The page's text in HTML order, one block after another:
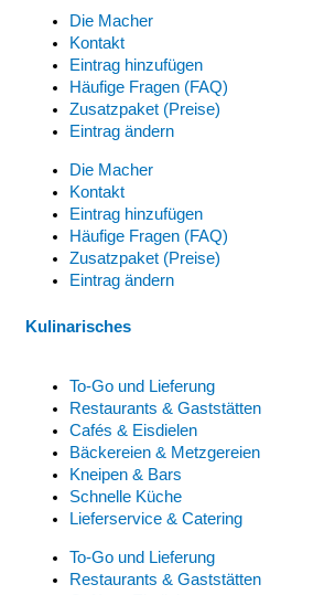
Die Macher
Kontakt
Eintrag hinzufügen
Häufige Fragen (FAQ)
Zusatzpaket (Preise)
Eintrag ändern
Die Macher
Kontakt
Eintrag hinzufügen
Häufige Fragen (FAQ)
Zusatzpaket (Preise)
Eintrag ändern
Kulinarisches
To-Go und Lieferung
Restaurants & Gaststätten
Cafés & Eisdielen
Bäckereien & Metzgereien
Kneipen & Bars
Schnelle Küche
Lieferservice & Catering
To-Go und Lieferung
Restaurants & Gaststätten